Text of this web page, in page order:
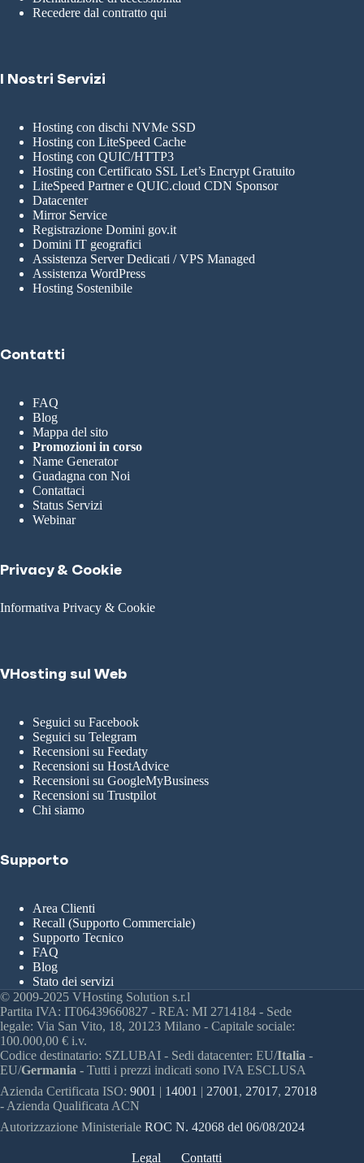
Recedere dal contratto qui
I Nostri Servizi
Hosting con dischi NVMe SSD
Hosting con LiteSpeed Cache
Hosting con QUIC/HTTP3
Hosting con Certificato SSL Let’s Encrypt Gratuito
LiteSpeed Partner e QUIC.cloud CDN Sponsor
Datacenter
Mirror Service
Registrazione Domini gov.it
Domini IT geografici
Assistenza Server Dedicati / VPS Managed
Assistenza WordPress
Hosting Sostenibile
Contatti
FAQ
Blog
Mappa del sito
Promozioni in corso
Name Generator
Guadagna con Noi
Contattaci
Status Servizi
Webinar
Privacy & Cookie
Informativa Privacy & Cookie
VHosting sul Web
Seguici su Facebook
Seguici su Telegram
Recensioni su Feedaty
Recensioni su HostAdvice
Recensioni su GoogleMyBusiness
Recensioni su Trustpilot
Chi siamo
Supporto
Area Clienti
Recall (Supporto Commerciale)
Supporto Tecnico
FAQ
Blog
Stato dei servizi
© 2009-2025 VHosting Solution s.r.l
Partita IVA: IT06439660827 - REA: MI 2714184 - Sede
legale: Via San Vito, 18, 20123 Milano - Capitale sociale:
100.000,00 € i.v.
Codice destinatario: SZLUBAI - Sedi datacenter: EU/Italia -
EU/Germania - Tutti i prezzi indicati sono IVA ESCLUSA
Azienda Certificata ISO: 9001 | 14001 | 27001 , 27017, 27018
- Azienda Qualificata ACN
Autorizzazione Ministeriale ROC N. 42068 del 06/08/2024
Legal Contatti